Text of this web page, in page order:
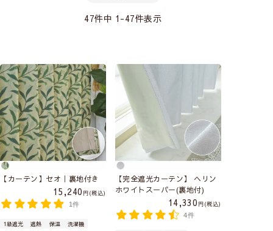
47件中 1 -47件表示
【カーテン】セオ｜裏地付き
15,240
税込
1件
1級遮光 遮熱 保温 洗濯機
【完全遮光カーテン】 ヘリン
ホワイトスーパー(裏地付)
14,330
税込
4件